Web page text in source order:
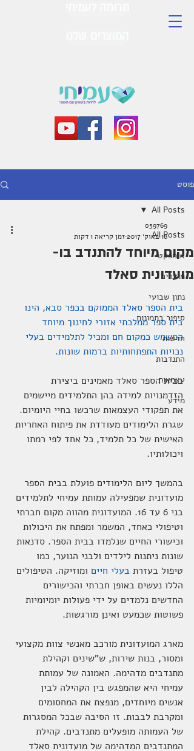
פוסט
All Posts
אימפקט
מוצרים
נתון שבועי
סיפור בתמונות
חדשות
התנדבות
עצמאות
מידע
All Posts
מקום מיוחד להתנדב בו-
מועדונית סאלד
o59769
18 באוק׳ 2017
זמן קריאה 1 דקות
בית הספר סאלד הממוקם בכפר סבא, הינו
בית ספר ממלכתי אזורי לחינוך מיוחד
המשמש כמקום חם ומכיל לתלמידים בעלי
נכויות התפתחותיות ברמות שונות.
בבית הספר סאלד מאמינים ביצירת
הזדמנויות למידה בהן התלמידים מיישמים
את תפקודי העצמאות שרכשו בחיי היומיום.
שגרת הלימודים מעודדת את פיתוח האחריות
האישית של כל תלמיד, כל אחד לפי רמתו
ויכולותיו.
בהמשך ליום הלימודים פועלת בבית הספר
מועדונית שמפעילה עמותת עמיחי לתלמידים
בני 6 עד 16. המועדונית מהווה מקום חברתי
וטיפולי כאחד, המשמר ומפתח את היכולות
וכישורי החיים שנלמדו בבית הספר. סדנאות
שונות ניתנות לילדים ולבני הנוער, כמו
טיפול בעזרת בעלי חיים ומוזיקה. הטיפולים
הללו נעשים באופן חברתי והכישורים
החדשים נלמדים על ידי פעולות יומיומיות
פשוטות שכמעט ואינן מורגשות.
מארג המועדונית מורכב מאנשי צוות מקצועי
ומסור, בנות שירות, ש"שינים וקהילת
מתנדבים מדהימה. האמונה של עמותת
עמיחי היא שהמפגש בין הקהילה לבין
אנשים מיוחדים, מנפצת את המחסומים
ומקרבת לבבות. זו הסיבה שבכל המסגרות
של העמותה מופעלים מתנדבים. קהילת
המתנדבים המדהימה של מועדונית סאלד